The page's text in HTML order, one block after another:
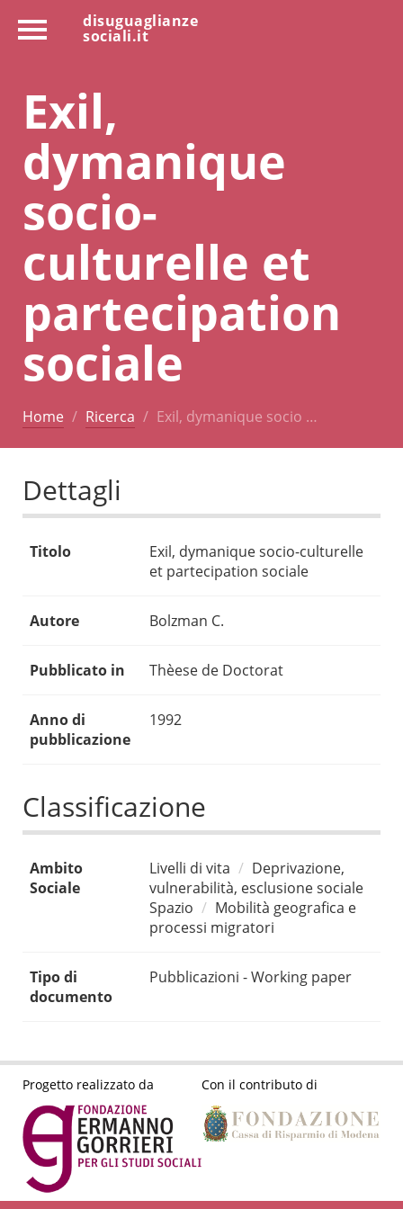
disuguaglianze
sociali.it
Exil,
dymanique
socio-
culturelle et
partecipation
sociale
Home Ricerca Exil, dymanique socio …
Dettagli
Titolo
Exil, dymanique socio-culturelle
et partecipation sociale
Autore Bolzman C.
Pubblicato in Thèese de Doctorat
Anno di
pubblicazione
1992
Classificazione
Ambito
Sociale
Livelli di vita
Deprivazione,
vulnerabilità, esclusione sociale
Spazio
Mobilità geografica e
processi migratori
Tipo di
documento
Pubblicazioni - Working paper
Progetto realizzato da Con il contributo di